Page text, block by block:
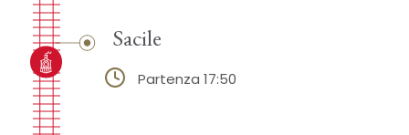
Sacile
Partenza 17:50